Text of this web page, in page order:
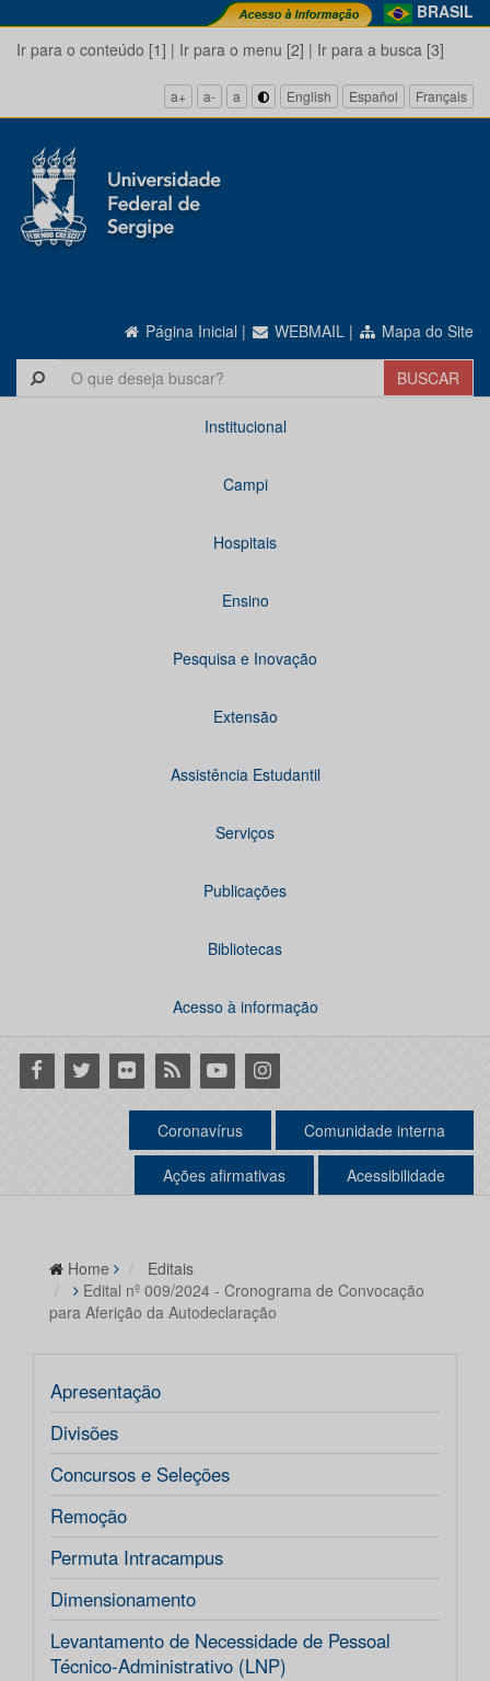
BRASIL
Ir para o conteúdo [1] | Ir para o menu [2] | Ir para a busca [3]
a+ a- a English Español Français
Página Inicial | WEBMAIL | Mapa do Site
Institucional
Campi
Hospitais
Ensino
Pesquisa e Inovação
Extensão
Assistência Estudantil
Serviços
Publicações
Bibliotecas
Acesso à informação
Facebook
Twitter Flickr RSS YoutubeInstagram
Coronavírus Comunidade interna
Ações afirmativas Acessibilidade
Home
Editais
Edital nº 009/2024 - Cronograma de Convocação
para Aferição da Autodeclaração
Apresentação
Divisões
Concursos e Seleções
Remoção
Permuta Intracampus
Dimensionamento
Levantamento de Necessidade de Pessoal
Técnico-Administrativo (LNP)